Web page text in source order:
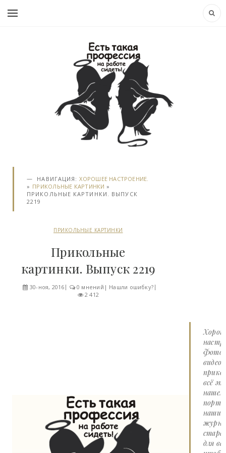
НАВИГАЦИЯ:ХОРОШЕЕ НАСТРОЕНИЕ.
» ПРИКОЛЬНЫЕ КАРТИНКИ »
ПРИКОЛЬНЫЕ КАРТИНКИ. ВЫПУСК
2219
ПРИКОЛЬНЫЕ КАРТИНКИ
Прикольные
картинки. Выпуск 2219
30-ноя, 2016 0 мнений | Нашли ошибку?
2 412
Фото
видео
всё
нашем
наши
для